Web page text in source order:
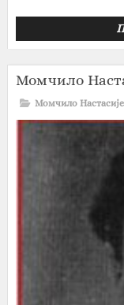
Момчило
Момчило